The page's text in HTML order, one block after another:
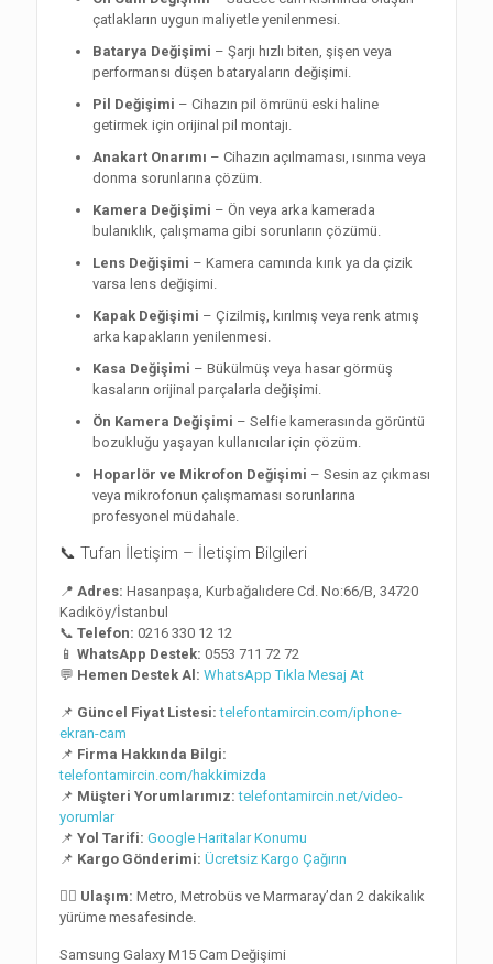
çatlakların uygun maliyetle yenilenmesi.
Batarya Değişimi – Şarjı hızlı biten, şişen veya
performansı düşen bataryaların değişimi.
Pil Değişimi – Cihazın pil ömrünü eski haline
getirmek için orijinal pil montajı.
Anakart Onarımı – Cihazın açılmaması, ısınma veya
donma sorunlarına çözüm.
Kamera Değişimi – Ön veya arka kamerada
bulanıklık, çalışmama gibi sorunların çözümü.
Lens Değişimi – Kamera camında kırık ya da çizik
varsa lens değişimi.
Kapak Değişimi – Çizilmiş, kırılmış veya renk atmış
arka kapakların yenilenmesi.
Kasa Değişimi – Bükülmüş veya hasar görmüş
kasaların orijinal parçalarla değişimi.
Ön Kamera Değişimi – Selfie kamerasında görüntü
bozukluğu yaşayan kullanıcılar için çözüm.
Hoparlör ve Mikrofon Değişimi – Sesin az çıkması
veya mikrofonun çalışmaması sorunlarına
profesyonel müdahale.
📞 Tufan İletişim – İletişim Bilgileri
📍 Adres: Hasanpaşa, Kurbağalıdere Cd. No:66/B, 34720
Kadıköy/İstanbul
📞 Telefon: 0216 330 12 12
📱 WhatsApp Destek: 0553 711 72 72
💬 Hemen Destek Al: WhatsApp Tıkla Mesaj At
📌 Güncel Fiyat Listesi: telefontamircin.com/iphone-
ekran-cam
📌 Firma Hakkında Bilgi:
telefontamircin.com/hakkimizda
📌 Müşteri Yorumlarımız: telefontamircin.net/video-
yorumlar
📌 Yol Tarifi: Google Haritalar Konumu
📌 Kargo Gönderimi: Ücretsiz Kargo Çağırın
🚶‍♂️ Ulaşım: Metro, Metrobüs ve Marmaray’dan 2 dakikalık
yürüme mesafesinde.
Samsung Galaxy M15 Cam Değişimi